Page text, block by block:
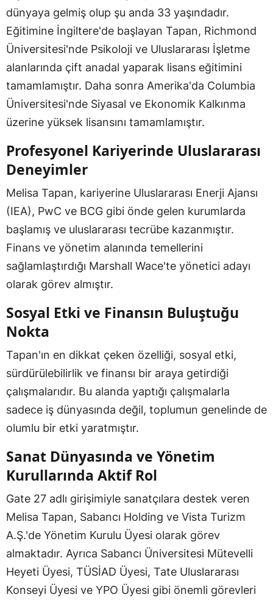
dünyaya gelmiş olup şu anda 33 yaşındadır.
Eğitimine İngiltere'de başlayan Tapan, Richmond
Üniversitesi'nde Psikoloji ve Uluslararası İşletme
alanlarında çift anadal yaparak lisans eğitimini
tamamlamıştır. Daha sonra Amerika'da Columbia
Üniversitesi'nde Siyasal ve Ekonomik Kalkınma
üzerine yüksek lisansını tamamlamıştır.
Profesyonel Kariyerinde Uluslararası
Deneyimler
Melisa Tapan, kariyerine Uluslararası Enerji Ajansı
(IEA), PwC ve BCG gibi önde gelen kurumlarda
başlamış ve uluslararası tecrübe kazanmıştır.
Finans ve yönetim alanında temellerini
sağlamlaştırdığı Marshall Wace'te yönetici adayı
olarak görev almıştır.
Sosyal Etki ve Finansın Buluştuğu
Nokta
Tapan'ın en dikkat çeken özelliği, sosyal etki,
sürdürülebilirlik ve finansı bir araya getirdiği
çalışmalarıdır. Bu alanda yaptığı çalışmalarla
sadece iş dünyasında değil, toplumun genelinde de
olumlu bir etki yaratmıştır.
Sanat Dünyasında ve Yönetim
Kurullarında Aktif Rol
Gate 27 adlı girişimiyle sanatçılara destek veren
Melisa Tapan, Sabancı Holding ve Vista Turizm
A.Ş.'de Yönetim Kurulu Üyesi olarak görev
almaktadır. Ayrıca Sabancı Üniversitesi Mütevelli
Heyeti Üyesi, TÜSİAD Üyesi, Tate Uluslararası
Konseyi Üyesi ve YPO Üyesi gibi önemli görevleri